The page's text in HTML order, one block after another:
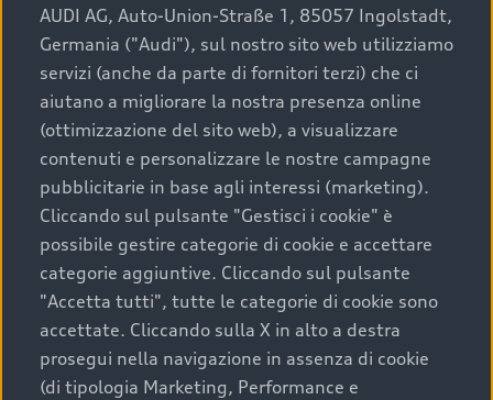
La qualità di acquistare
un’auto usata Audi
Scegliere un’auto usata è una decisione che coniuga
convenienza, affidabilità e sostenibilità. Per fare un
acquisto sicuro, è essenziale considerare aspetti
determinanti come la garanzia inclusa e l’affidabilità del
marchio. Audi offre l’auto usata perfetta tramite Audi
Prima Scelta :plus
AUDI AG, Auto-Union-Straße 1, 85057 Ingolstadt,
Germania ("Audi"), sul nostro sito web utilizziamo
servizi (anche da parte di fornitori terzi) che ci
aiutano a migliorare la nostra presenza online
(ottimizzazione del sito web), a visualizzare
contenuti e personalizzare le nostre campagne
pubblicitarie in base agli interessi (marketing).
Cliccando sul pulsante "Gestisci i cookie" è
possibile gestire categorie di cookie e accettare
categorie aggiuntive. Cliccando sul pulsante
"Accetta tutti", tutte le categorie di cookie sono
accettate. Cliccando sulla X in alto a destra
prosegui nella navigazione in assenza di cookie
(di tipologia Marketing, Performance e